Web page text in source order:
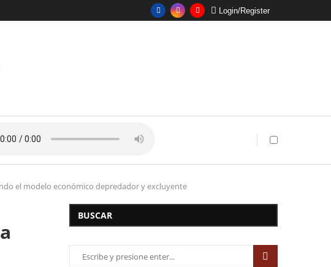
Login/Register
el modelo económico depredador y excluyente
BUSCAR